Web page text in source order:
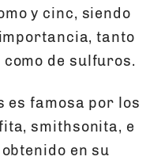
y cinc, siendo
tanto
de sulfuros.
es famosa por los
smithsonita, e
en su